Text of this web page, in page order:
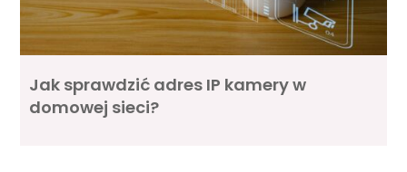
Jak sprawdzić adres IP kamery w
domowej sieci?